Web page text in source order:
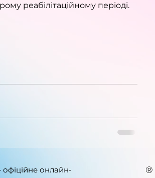
реабілітаційному періоді.
онлайн-
®